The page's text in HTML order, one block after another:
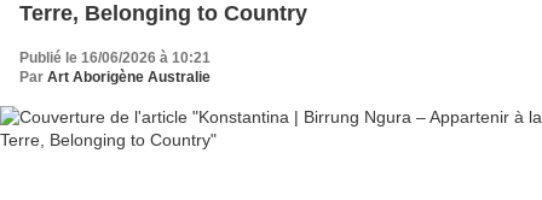
Terre, Belonging to Country
Publié le 16/06/2026 à 10:21
Par Art Aborigène Australie